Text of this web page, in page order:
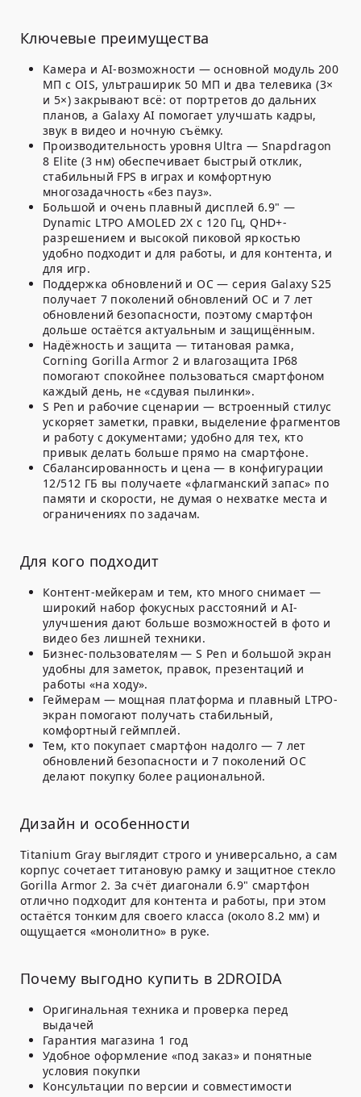
Ключевые преимущества
Камера и AI-возможности — основной модуль 200
МП с OIS, ультраширик 50 МП и два телевика (3×
и 5×) закрывают всё: от портретов до дальних
планов, а Galaxy AI помогает улучшать кадры,
звук в видео и ночную съёмку.
Производительность уровня Ultra — Snapdragon
8 Elite (3 нм) обеспечивает быстрый отклик,
стабильный FPS в играх и комфортную
многозадачность «без пауз».
Большой и очень плавный дисплей 6.9" —
Dynamic LTPO AMOLED 2X с 120 Гц, QHD+-
разрешением и высокой пиковой яркостью
удобно подходит и для работы, и для контента, и
для игр.
Поддержка обновлений и ОС — серия Galaxy S25
получает 7 поколений обновлений ОС и 7 лет
обновлений безопасности, поэтому смартфон
дольше остаётся актуальным и защищённым.
Надёжность и защита — титановая рамка,
Corning Gorilla Armor 2 и влагозащита IP68
помогают спокойнее пользоваться смартфоном
каждый день, не «сдувая пылинки».
S Pen и рабочие сценарии — встроенный стилус
ускоряет заметки, правки, выделение фрагментов
и работу с документами; удобно для тех, кто
привык делать больше прямо на смартфоне.
Сбалансированность и цена — в конфигурации
12/512 ГБ вы получаете «флагманский запас» по
памяти и скорости, не думая о нехватке места и
ограничениях по задачам.
Для кого подходит
Контент-мейкерам и тем, кто много снимает —
широкий набор фокусных расстояний и AI-
улучшения дают больше возможностей в фото и
видео без лишней техники.
Бизнес-пользователям — S Pen и большой экран
удобны для заметок, правок, презентаций и
работы «на ходу».
Геймерам — мощная платформа и плавный LTPO-
экран помогают получать стабильный,
комфортный геймплей.
Тем, кто покупает смартфон надолго — 7 лет
обновлений безопасности и 7 поколений ОС
делают покупку более рациональной.
Дизайн и особенности
Titanium Gray выглядит строго и универсально, а сам
корпус сочетает титановую рамку и защитное стекло
Gorilla Armor 2. За счёт диагонали 6.9" смартфон
отлично подходит для контента и работы, при этом
остаётся тонким для своего класса (около 8.2 мм) и
ощущается «монолитно» в руке.
Почему выгодно купить в 2DROIDA
Оригинальная техника и проверка перед
выдачей
Гарантия магазина 1 год
Удобное оформление «под заказ» и понятные
условия покупки
Консультации по версии и совместимости